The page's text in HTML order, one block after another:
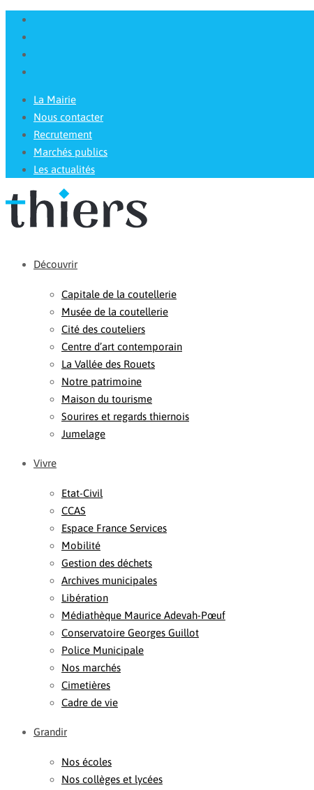
La Mairie
Nous contacter
Recrutement
Marchés publics
Les actualités
Découvrir
Capitale de la coutellerie
Musée de la coutellerie
Cité des couteliers
Centre d’art contemporain
La Vallée des Rouets
Notre patrimoine
Maison du tourisme
Sourires et regards thiernois
Jumelage
Vivre
Etat-Civil
CCAS
Espace France Services
Mobilité
Gestion des déchets
Archives municipales
Libération
Médiathèque Maurice Adevah-Pœuf
Conservatoire Georges Guillot
Police Municipale
Nos marchés
Cimetières
Cadre de vie
Grandir
Nos écoles
Nos collèges et lycées